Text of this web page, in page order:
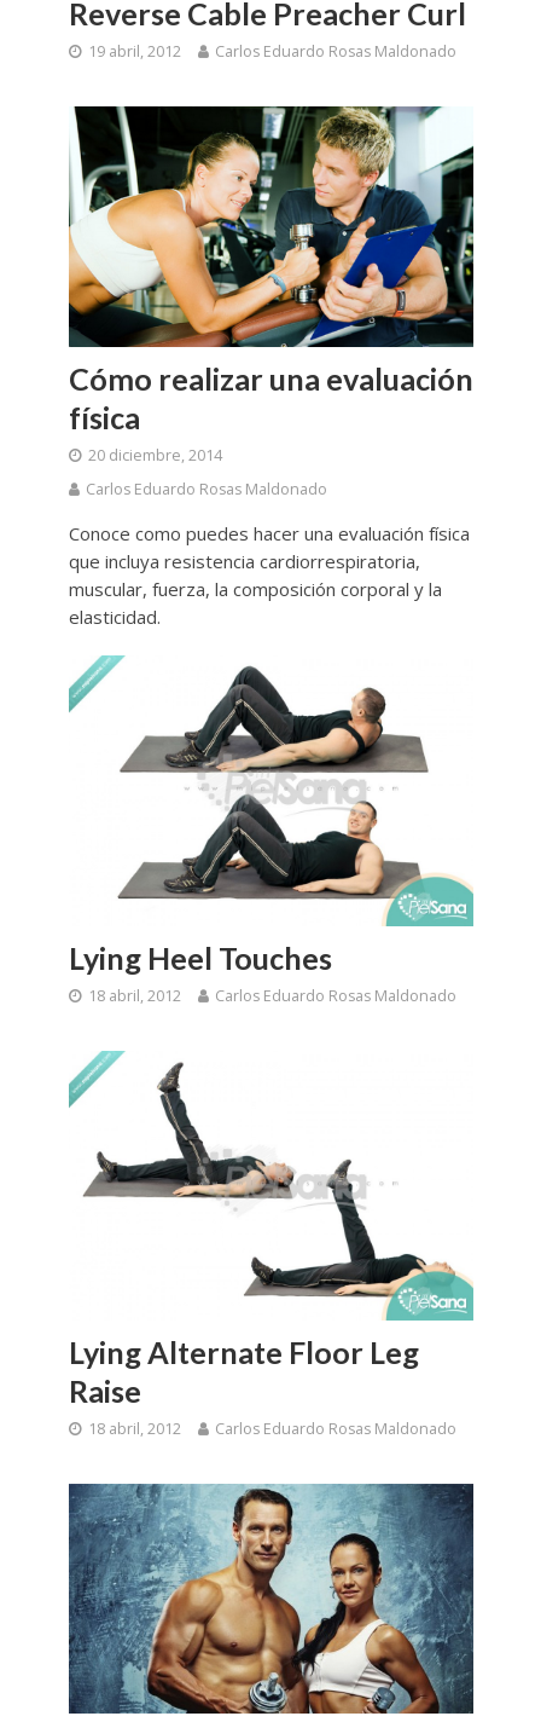
Reverse Cable Preacher Curl
19 abril, 2012 Carlos Eduardo Rosas Maldonado
Cómo realizar una evaluación
física
20 diciembre, 2014
Carlos Eduardo Rosas Maldonado
Conoce como puedes hacer una evaluación física
que incluya resistencia cardiorrespiratoria,
muscular, fuerza, la composición corporal y la
elasticidad.
Lying Heel Touches
18 abril, 2012 Carlos Eduardo Rosas Maldonado
Lying Alternate Floor Leg
Raise
18 abril, 2012 Carlos Eduardo Rosas Maldonado